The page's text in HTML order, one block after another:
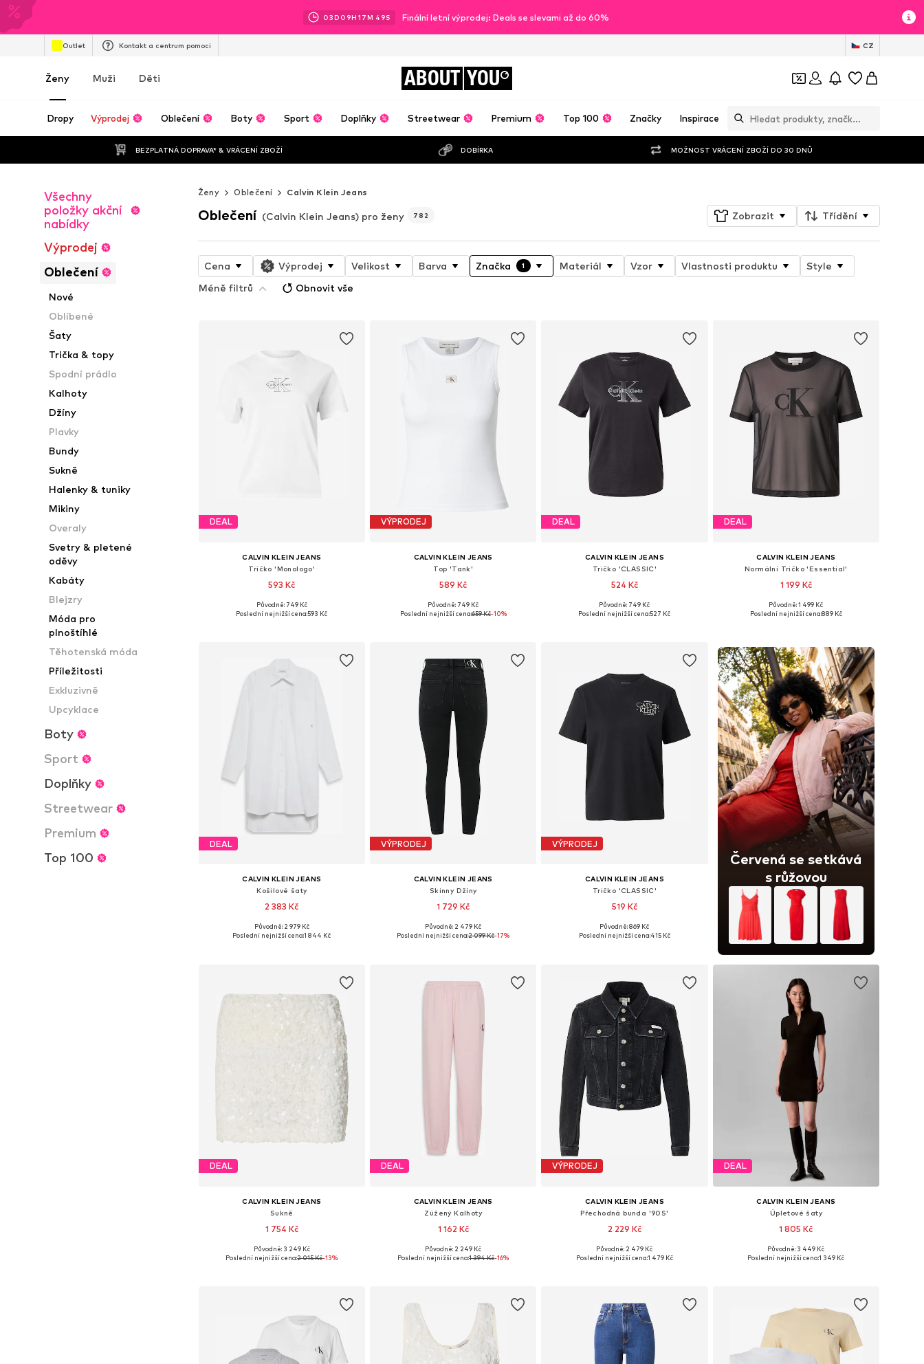
03D 09H17M 47S Finální letní výprodej: Deals se slevami až do 60%
Outlet Kontakt a centrum pomoci CZ
Ženy Muži Děti ABOUT YOU
Dropy Výprodej Oblečení Boty Sport Doplňky Streetwear Premium Top 100 Značky Inspirace
BEZPLATNÁ DOPRAVA* & VRÁCENÍ ZBOŽÍ DOBÍRKA MOŽNOST VRÁCENÍ ZBOŽÍ DO 30 DNŮ
Všechny
položky akční
nabídky
Výprodej
Oblečení
Nové
Oblíbené
Šaty
Trička & topy
Spodní prádlo
Kalhoty
Džíny
Plavky
Bundy
Sukně
Halenky & tuniky
Mikiny
Overaly
Svetry & pletené
oděvy
Kabáty
Blejzry
Móda pro
plnoštíhlé
Těhotenská móda
Příležitosti
Exkluzivně
Upcyklace
Boty
Sport
Doplňky
Streetwear
Premium
Top 100
Ženy Oblečení Calvin Klein Jeans
Oblečení (Calvin Klein Jeans) pro ženy 782 Zobrazit Třídění
Cena Výprodej Velikost Barva Značka 1 Materiál Vzor Vlastnosti produktu
Style
Méně filtrů
Obnovit vše
DEAL
CALVIN KLEIN JEANS
Tričko 'Monologo'
593 Kč
Dostupné v mnoha velikostech
Původně: 749 Kč
Poslední nejnižší cena:593 Kč
VÝPRODEJ
CALVIN KLEIN JEANS
Top 'Tank'
589 Kč
+1
Dostupné v mnoha velikostech
Původně: 749 Kč
Poslední nejnižší cena:659 Kč-10%
DEAL
CALVIN KLEIN JEANS
Tričko 'CLASSIC'
524 Kč
Dostupné v mnoha velikostech
Původně: 749 Kč
Poslední nejnižší cena:527 Kč
DEAL
CALVIN KLEIN JEANS
Normální Tričko 'Essential'
1 199 Kč
Dostupné velikosti: XS-S, S-M, L, XL-XXL
Původně: 1 499 Kč
Poslední nejnižší cena:889 Kč
DEAL
CALVIN KLEIN JEANS
Košilové šaty
2 383 Kč
Dostupné velikosti: 32, 34, 36, 38, 40, 42
Původně: 2 979 Kč
Poslední nejnižší cena:1 844 Kč
VÝPRODEJ
CALVIN KLEIN JEANS
Skinny Džíny
1 729 Kč
Dostupné v mnoha velikostech
Původně: 2 479 Kč
Poslední nejnižší cena:2 099 Kč-17%
VÝPRODEJ
CALVIN KLEIN JEANS
Tričko 'CLASSIC'
519 Kč
Dostupné velikosti: XXS, XS, S, M, L, XL
Původně: 869 Kč
Poslední nejnižší cena:415 Kč
Červená se setkává
s růžovou
DEAL
CALVIN KLEIN JEANS
Sukně
1 754 Kč
Dostupné velikosti: 32, 34, 36, 38, 40, 42
Původně: 3 249 Kč
Poslední nejnižší cena:2 015 Kč-13%
DEAL
CALVIN KLEIN JEANS
Zúžený Kalhoty
1 162 Kč
+ 1
Dostupné velikosti: 36, 38, 40, 42
Původně: 2 249 Kč
Poslední nejnižší cena:1 394 Kč-16%
VÝPRODEJ
CALVIN KLEIN JEANS
Přechodná bunda '90S'
2 229 Kč
Dostupné velikosti: XS, S, M, XL
Původně: 2 479 Kč
Poslední nejnižší cena:1 479 Kč
DEAL
CALVIN KLEIN JEANS
Úpletové šaty
1 805 Kč
Dostupné velikosti: S, M, L
Původně: 3 449 Kč
Poslední nejnižší cena:1 349 Kč